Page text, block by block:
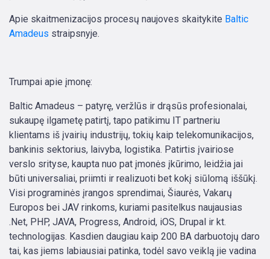
Apie skaitmenizacijos procesų naujoves skaitykite Baltic
Amadeus straipsnyje.
Trumpai apie įmonę:
Baltic Amadeus – patyrę, veržlūs ir drąsūs profesionalai,
sukaupę ilgametę patirtį, tapo patikimu IT partneriu
klientams iš įvairių industrijų, tokių kaip telekomunikacijos,
bankinis sektorius, laivyba, logistika. Patirtis įvairiose
verslo srityse, kaupta nuo pat įmonės įkūrimo, leidžia jai
būti universaliai, priimti ir realizuoti bet kokį siūlomą iššūkį.
Visi programinės įrangos sprendimai, Šiaurės, Vakarų
Europos bei JAV rinkoms, kuriami pasitelkus naujausias
.Net, PHP, JAVA, Progress, Android, iOS, Drupal ir kt.
technologijas. Kasdien daugiau kaip 200 BA darbuotojų daro
tai, kas jiems labiausiai patinka, todėl savo veiklą jie vadina